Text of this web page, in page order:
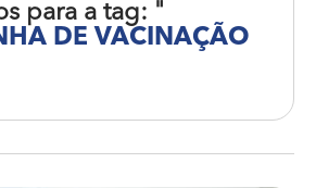
para a tag: "
DE VACINAÇÃO